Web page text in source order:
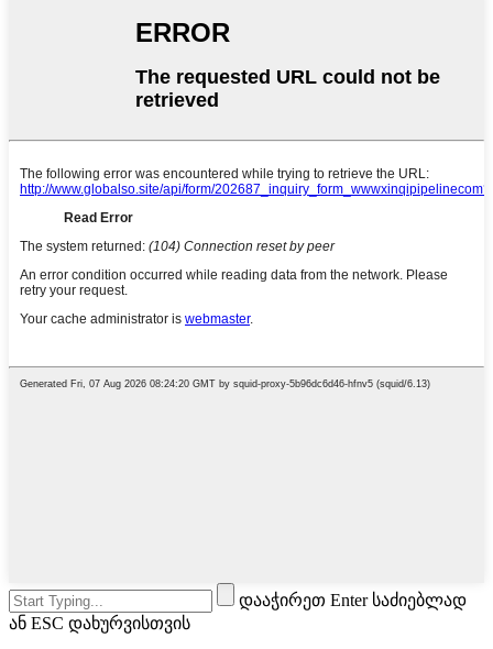
დააჭირეთ Enter საძიებლად
ან ESC დახურვისთვის